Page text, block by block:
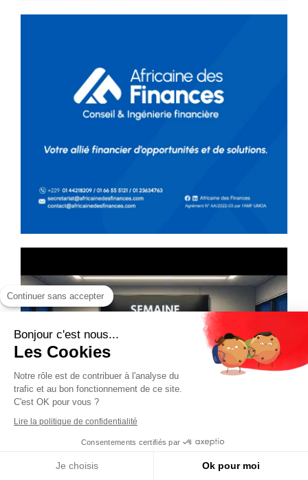
Continuer sans accepter
Bonjour c'est nous...
Les Cookies
Notre rôle est de contribuer à l'analyse du
trafic et au bon fonctionnement de ce site.
C'est OK pour vous ?
Lire la politique de confidentialité
Consentements certifiés par
Je choisis Ok pour moi